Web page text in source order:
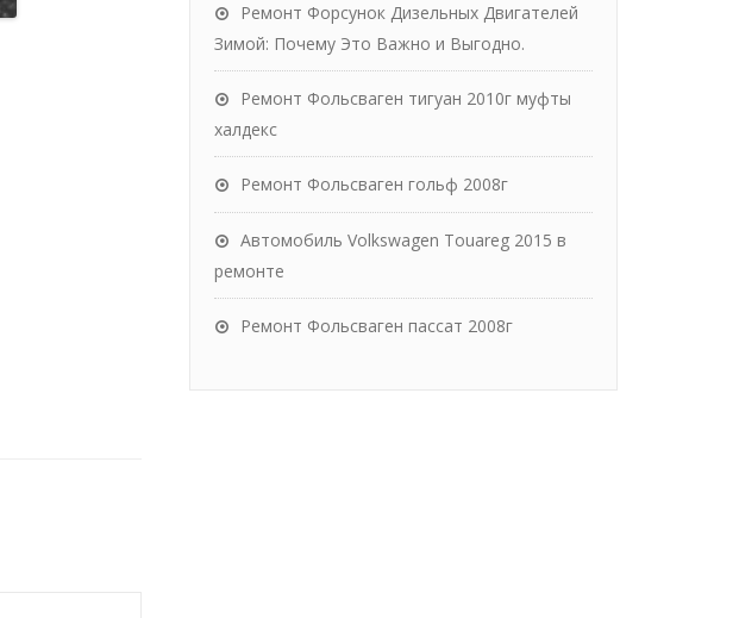
Ремонт Форсунок Дизельных Двигателей
Зимой: Почему Это Важно и Выгодно.
Ремонт Фольсваген тигуан 2010г муфты
халдекс
Ремонт Фольсваген гольф 2008г
Автомобиль Volkswagen Touareg 2015 в
ремонте
Ремонт Фольсваген пассат 2008г